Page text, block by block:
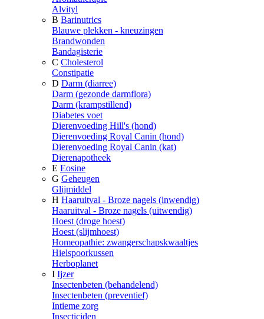
Alvityl
B Barinutrics
Blauwe plekken - kneuzingen
Brandwonden
Bandagisterie
C Cholesterol
Constipatie
D Darm (diarree)
Darm (gezonde darmflora)
Darm (krampstillend)
Diabetes voet
Dierenvoeding Hill's (hond)
Dierenvoeding Royal Canin (hond)
Dierenvoeding Royal Canin (kat)
Dierenapotheek
E Eosine
G Geheugen
Glijmiddel
H Haaruitval - Broze nagels (inwendig)
Haaruitval - Broze nagels (uitwendig)
Hoest (droge hoest)
Hoest (slijmhoest)
Homeopathie: zwangerschapskwaaltjes
Hielspoorkussen
Herboplanet
I Ijzer
Insectenbeten (behandelend)
Insectenbeten (preventief)
Intieme zorg
Insecticiden